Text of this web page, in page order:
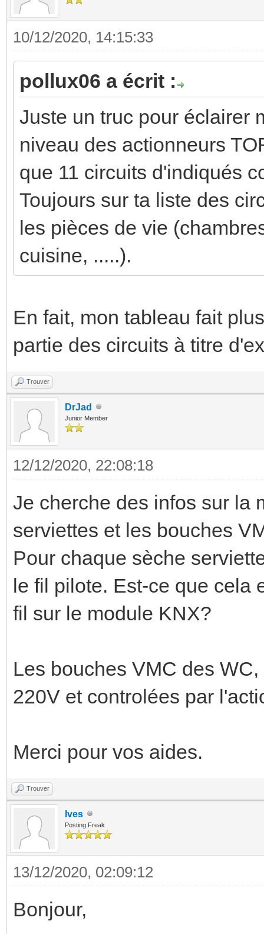
10/12/2020, 14:15:33
pollux06 a écrit :
Juste un truc pour éclairer
niveau des actionneurs
que 11 circuits d'indiqués
Toujours sur ta liste des
les pièces de vie
cuisine, .....).
En fait, mon tableau fait
partie des circuits à titre
Trouver
DrJad
Junior Member
12/12/2020, 22:08:18
Je cherche des infos sur la
serviettes et les bouches
Pour chaque sèche
le fil pilote. Est-ce que cela
fil sur le module KNX?
Les bouches VMC des
220V et controlées par
Merci pour vos aides.
Trouver
Ives
Posting Freak
13/12/2020, 02:09:12
Bonjour,